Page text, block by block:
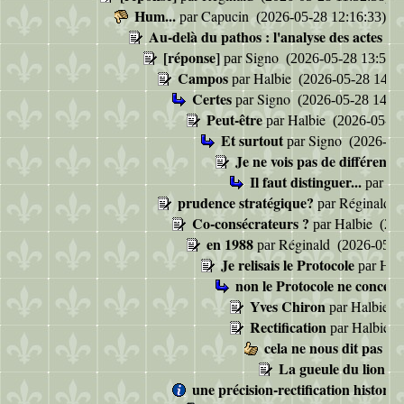
Hum... parCapucin (2026-05-28 12:16:33)
Au-delà du pathos : l'analyse des actes
[réponse] parSigno (2026-05-28
Campos parHalbie (2026-05-28
Certes parSigno (2026-05-28
Peut-être parHalbie (2026-05-
Et surtoutparSigno (2026-
Je ne vois pas de différence
Il faut distinguer... par
prudence stratégique? parRéginald
Co-consécrateurs ? parHalbie
en 1988 parRéginald (2026-05-
Je relisais le Protocole par
non le Protocole ne
Yves Chiron parHalbie
Rectification parHalbie
cela ne nous dit pas
La gueule du lion
une précision-rectification